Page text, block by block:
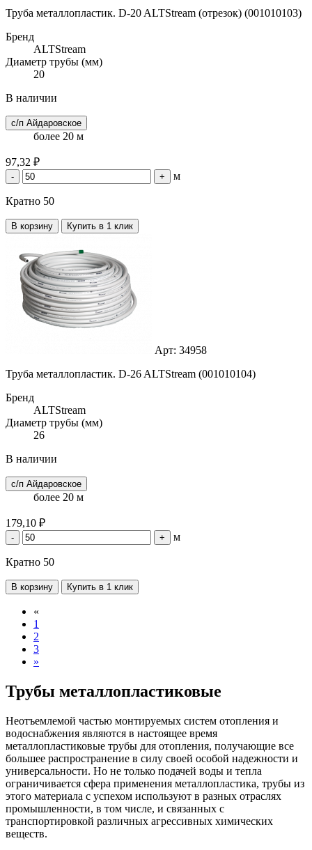
Труба металлопластик. D-20 ALTStream (отрезок) (001010103)
Бренд
ALTStream
Диаметр трубы (мм)
20
В наличии
с/п Айдаровское
более 20 м
97,32 ₽
- + м
Кратно 50
В корзину Купить в 1 клик
Арт: 34958
Труба металлопластик. D-26 ALTStream (001010104)
Бренд
ALTStream
Диаметр трубы (мм)
26
В наличии
с/п Айдаровское
более 20 м
179,10 ₽
- + м
Кратно 50
В корзину Купить в 1 клик
«
1
2
3
»
Трубы металлопластиковые
Неотъемлемой частью монтируемых систем отопления и
водоснабжения являются в настоящее время
металлопластиковые трубы для отопления, получающие все
большее распространение в силу своей особой надежности и
универсальности. Но не только подачей воды и тепла
ограничивается сфера применения металлопластика, трубы из
этого материала с успехом используют в разных отраслях
промышленности, в том числе, и связанных с
транспортировкой различных агрессивных химических
веществ.